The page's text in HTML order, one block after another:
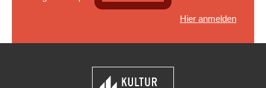
Hier anmelden